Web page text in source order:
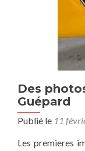
Des
Guépard
Publié le 11
Les premieres